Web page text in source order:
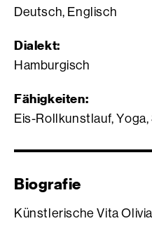
Deutsch, Englisch
Dialekt:
Hamburgisch
Fähigkeiten:
Eis-Rollkunstlauf,
Biografie
Künstlerische Vita